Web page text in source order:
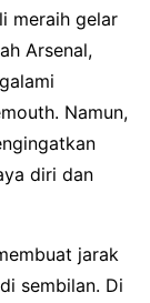
meraih gelar
Arsenal,
Namun,
diri dan
jarak
sembilan. Di